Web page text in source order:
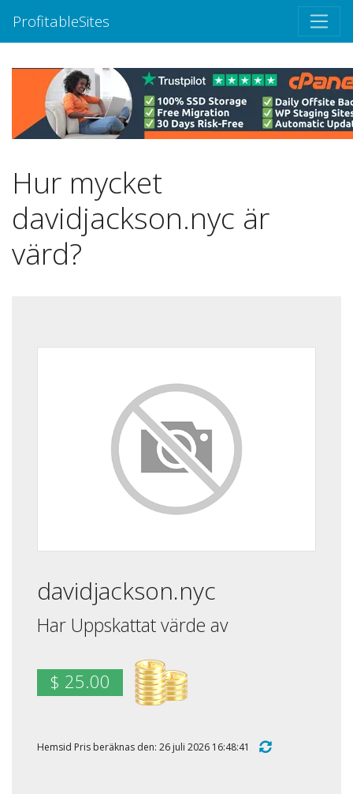
ProfitableSites
Hur mycket
davidjackson.nyc är
värd?
davidjackson.nyc
Har Uppskattat värde av
$ 25.00
Hemsid Pris beräknas den: 26 juli 2026 16:48:41